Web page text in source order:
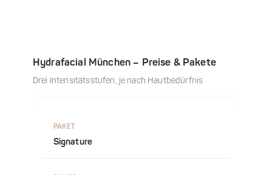
Hydrafacial München – Preise & Pakete
Drei Intensitätsstufen, je nach Hautbedürfnis
Signature